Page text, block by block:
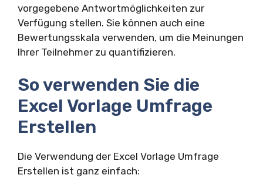
vorgegebene Antwortmöglichkeiten zur
Verfügung stellen. Sie können auch eine
Bewertungsskala verwenden, um die Meinungen
Ihrer Teilnehmer zu quantifizieren.
So verwenden Sie die
Excel Vorlage Umfrage
Erstellen
Die Verwendung der Excel Vorlage Umfrage
Erstellen ist ganz einfach: